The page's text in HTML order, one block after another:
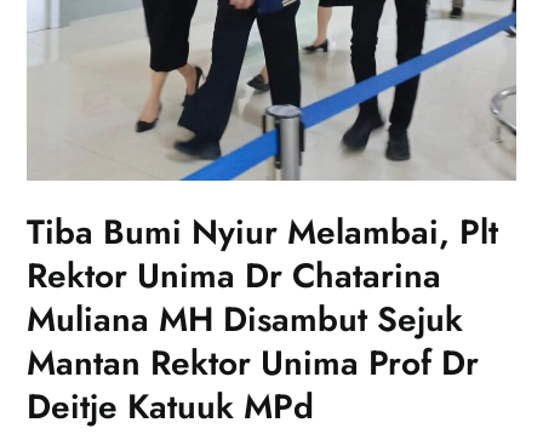
Tiba Bumi Nyiur Melambai, Plt
Rektor Unima Dr Chatarina
Muliana MH Disambut Sejuk
Mantan Rektor Unima Prof Dr
Deitje Katuuk MPd